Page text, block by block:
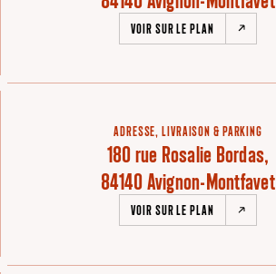
VOIR SUR LE PLAN
ADRESSE, LIVRAISON & PARKING
180 rue Rosalie Bordas,
84140 Avignon-Montfavet
VOIR SUR LE PLAN